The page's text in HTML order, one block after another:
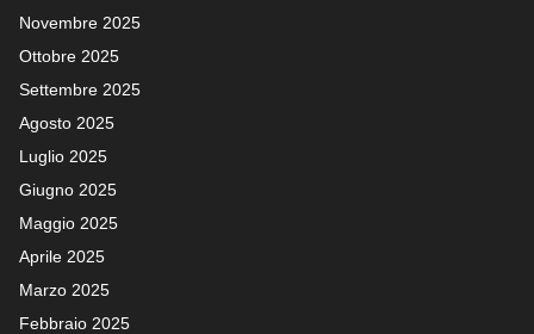
Novembre 2025
Ottobre 2025
Settembre 2025
Agosto 2025
Luglio 2025
Giugno 2025
Maggio 2025
Aprile 2025
Marzo 2025
Febbraio 2025